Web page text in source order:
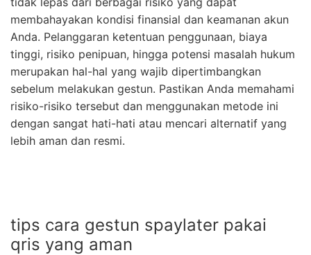
membahayakan kondisi finansial dan keamanan akun
Anda. Pelanggaran ketentuan penggunaan, biaya
tinggi, risiko penipuan, hingga potensi masalah hukum
merupakan hal-hal yang wajib dipertimbangkan
sebelum melakukan gestun. Pastikan Anda memahami
risiko-risiko tersebut dan menggunakan metode ini
dengan sangat hati-hati atau mencari alternatif yang
lebih aman dan resmi.
tips cara gestun spaylater pakai
qris yang aman